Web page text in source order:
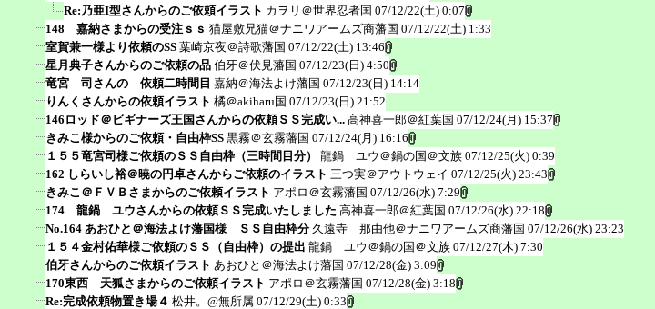
Re:乃亜I型さんからのご依頼イラスト カヲリ＠世界忍者国 07/12/22(土) 0:07
148 嘉納さまからの受注ｓｓ 猫屋敷兄猫＠ナニワアームズ商藩国 07/12/22(土) 1:33
室賀兼一様より依頼のSS 葉崎京夜＠詩歌藩国 07/12/22(土) 13:46
星月典子さんからのご依頼の品 伯牙＠伏見藩国 07/12/23(日) 4:50
竜宮 司さんの 依頼二時間目 嘉納＠海法よけ藩国 07/12/23(日) 14:14
りんくさんからの依頼イラスト 橘＠akiharu国 07/12/23(日) 21:52
146ロッド＠ビギナーズ王国さんからの依頼ＳＳ完成い... 高神喜一郎＠紅葉国 07/12/24(月) 15:37
きみこ様からのご依頼・自由枠SS 黒霧＠玄霧藩国 07/12/24(月) 16:16
１５５竜宮司様ご依頼のＳＳ自由枠（三時間目分）
龍鍋 ユウ＠鍋の国＠文族 07/12/25(火) 0:39
162 しらいし裕＠暁の円卓さんからご依頼のイラスト 三つ実＠アウトウェイ 07/12/25(火) 23:43
きみこ＠ＦＶＢさまからのご依頼イラスト アポロ＠玄霧藩国 07/12/26(水) 7:29
174 龍鍋 ユウさんからの依頼ＳＳ完成いたしました 高神喜一郎＠紅葉国 07/12/26(水) 22:18
No.164 あおひと＠海法よけ藩国様 ＳＳ自由枠分 久遠寺 那由他＠ナニワアームズ商藩国 07/12/26(水) 23:23
１５４金村佑華様ご依頼のＳＳ（自由枠）の提出 龍鍋 ユウ＠鍋の国＠文族 07/12/27(木) 7:30
伯牙さんからのご依頼イラスト あおひと＠海法よけ藩国 07/12/28(金) 3:09
170東西 天狐さまからのご依頼イラスト アポロ＠玄霧藩国 07/12/28(金) 3:18
Re:完成依頼物置き場４ 松井。@無所属 07/12/29(土) 0:33